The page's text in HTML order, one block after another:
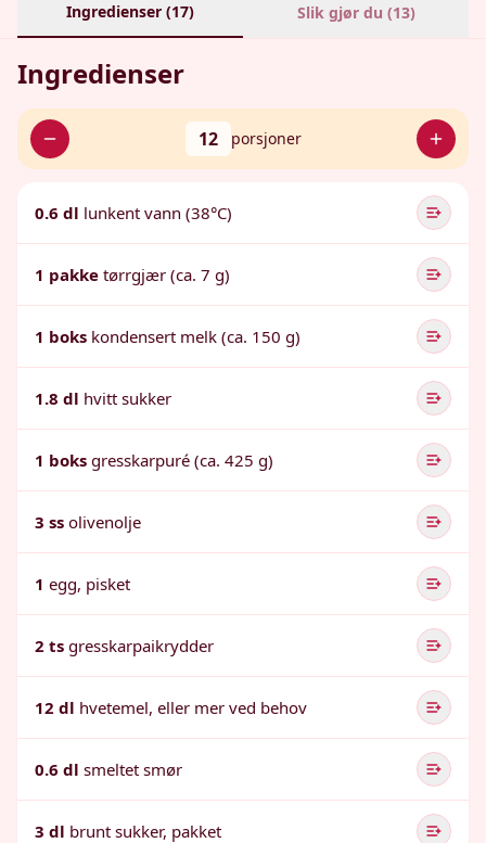
Ingredienser (17) Slik gjør du (13)
Ingredienser
12 porsjoner
0.6 dl lunkent vann (38°C)
1 pakke tørrgjær (ca. 7 g)
1 boks kondensert melk (ca. 150 g)
1.8 dl hvitt sukker
1 boks gresskarpuré (ca. 425 g)
3 ss olivenolje
1 egg, pisket
2 ts gresskarpaikrydder
12 dl hvetemel, eller mer ved behov
0.6 dl smeltet smør
3 dl brunt sukker, pakket